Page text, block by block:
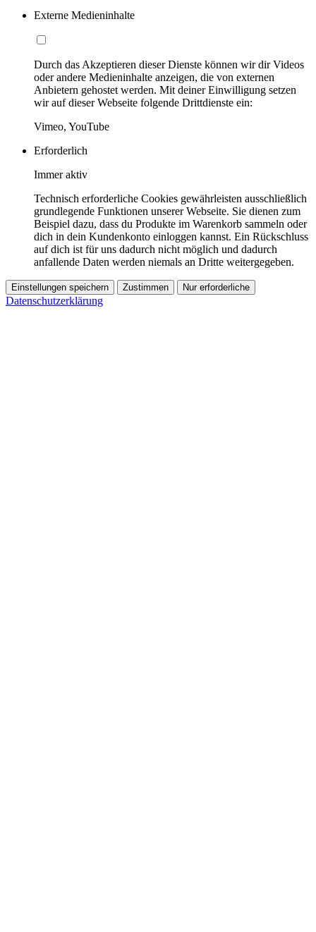
Externe Medieninhalte
Durch das Akzeptieren dieser Dienste können wir dir Videos
oder andere Medieninhalte anzeigen, die von externen
Anbietern gehostet werden. Mit deiner Einwilligung setzen
wir auf dieser Webseite folgende Drittdienste ein:
Vimeo, YouTube
Erforderlich
Immer aktiv
Technisch erforderliche Cookies gewährleisten ausschließlich
grundlegende Funktionen unserer Webseite. Sie dienen zum
Beispiel dazu, dass du Produkte im Warenkorb sammeln oder
dich in dein Kundenkonto einloggen kannst. Ein Rückschluss
auf dich ist für uns dadurch nicht möglich und dadurch
anfallende Daten werden niemals an Dritte weitergegeben.
Einstellungen speichern Zustimmen Nur erforderliche
Datenschutzerklärung